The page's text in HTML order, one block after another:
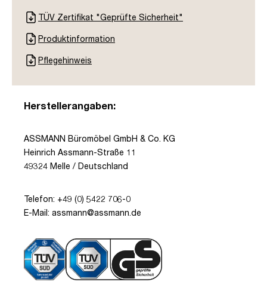
TÜV Zertifikat "Geprüfte Sicherheit"
Produktinformation
Pflegehinweis
Herstellerangaben:
ASSMANN Büromöbel GmbH & Co. KG
Heinrich Assmann-Straße 11
49324 Melle / Deutschland
Telefon: +49 (0) 5422 706-0
E-Mail: assmann@assmann.de